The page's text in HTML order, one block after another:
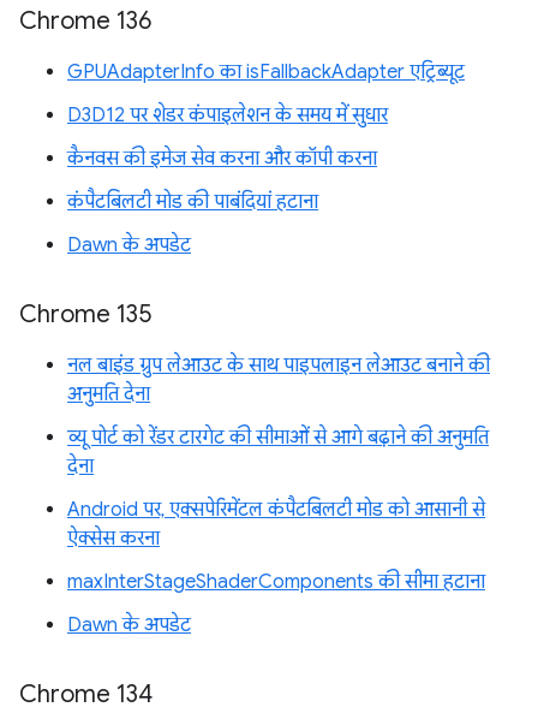
Chrome 136
GPUAdapterInfo का isFallbackAdapter एट्रिब्यूट
D3D12 पर शेडर कंपाइलेशन के समय में सुधार
कैनवस की इमेज सेव करना और कॉपी करना
कंपैटबिलटी मोड की पाबंदियां हटाना
Dawn के अपडेट
Chrome 135
नल बाइंड ग्रुप लेआउट के साथ पाइपलाइन लेआउट बनाने की
अनुमति देना
व्यू पोर्ट को रेंडर टारगेट की सीमाओं से आगे बढ़ाने की अनुमति
देना
Android पर, एक्सपेरिमेंटल कंपैटबिलटी मोड को आसानी से
ऐक्सेस करना
maxInterStageShaderComponents की सीमा हटाना
Dawn के अपडेट
Chrome 134